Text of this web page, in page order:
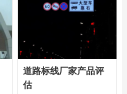
道路标线厂家产品评
估